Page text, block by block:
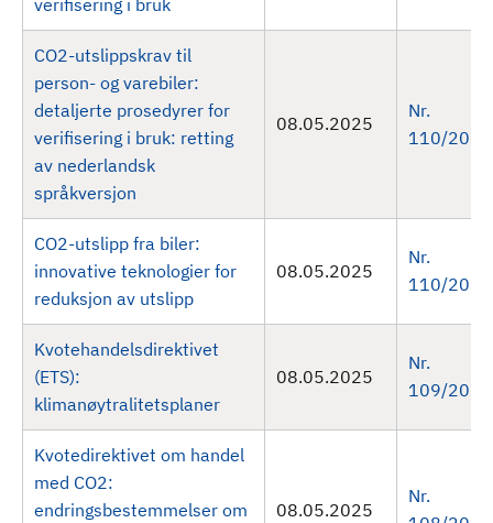
verifisering i bruk
CO2-utslippskrav til
person- og varebiler:
detaljerte prosedyrer for
verifisering i bruk: retting
av nederlandsk
språkversjon
08.05.2025
Nr.
110/2025
CO2-utslipp fra biler:
innovative teknologier for
reduksjon av utslipp
08.05.2025
Nr.
110/2025
Kvotehandelsdirektivet
(ETS):
klimanøytralitetsplaner
08.05.2025
Nr.
109/2025
Kvotedirektivet om handel
med CO2:
endringsbestemmelser om
08.05.2025
Nr.